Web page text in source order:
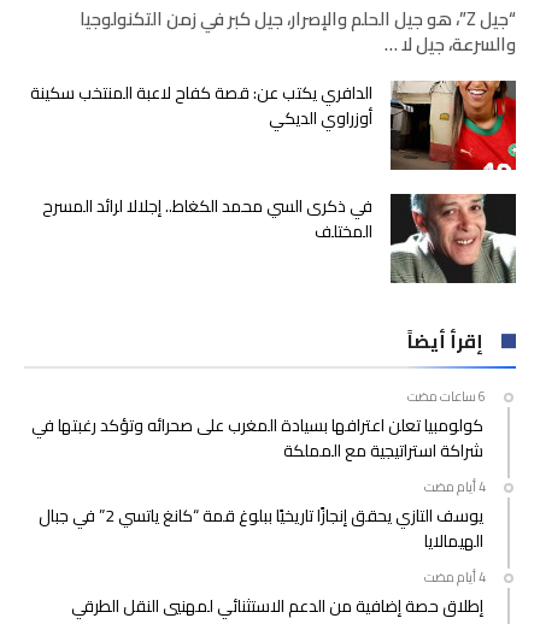
“جيل Z”، هو جيل الحلم والإصرار، جيل كبر في زمن التكنولوجيا
والسرعة، جيل لا …
الدافري يكتب عن: قصة كفاح لاعبة المنتخب سكينة
أوزراوي الديكي
في ذكرى السي محمد الكغاط.. إجلالا لرائد المسرح
المختلف
إقرأ أيضاً
كولومبيا تعلن اعترافها بسيادة المغرب على صحرائه وتؤكد رغبتها في
شراكة استراتيجية مع المملكة
يوسف التازي يحقق إنجازًا تاريخيًا ببلوغ قمة “كانغ ياتسي 2” في جبال
الهيمالايا
إطلاق حصة إضافية من الدعم الاستثنائي لمهنيي النقل الطرقي